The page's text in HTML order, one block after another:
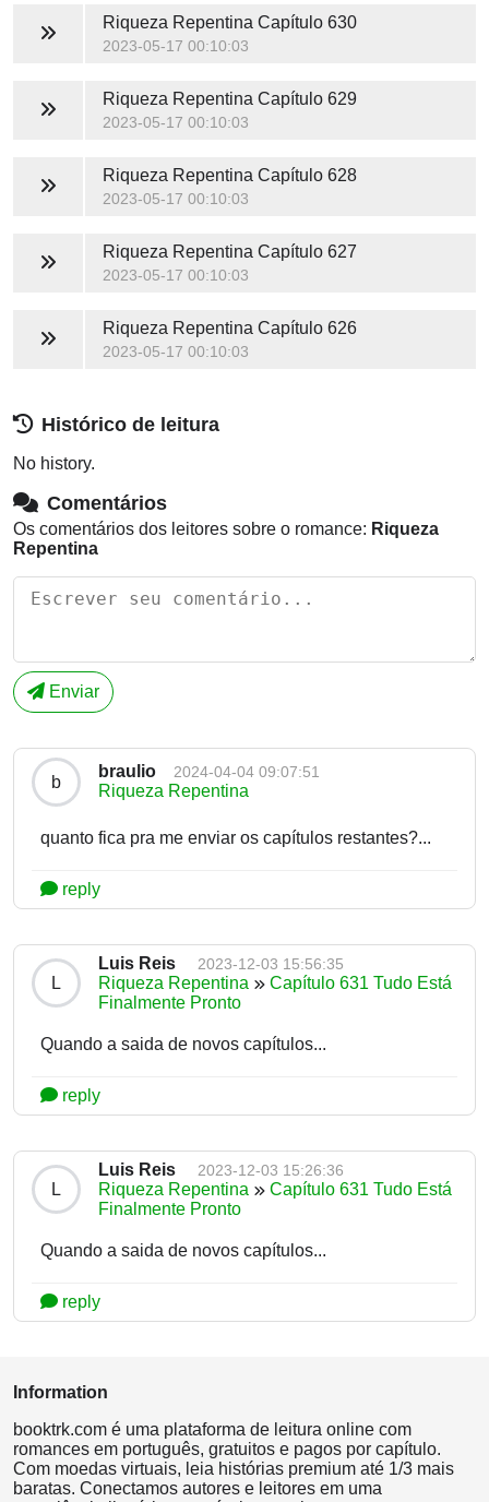
Riqueza Repentina Capítulo 630
2023-05-17 00:10:03
Riqueza Repentina Capítulo 629
2023-05-17 00:10:03
Riqueza Repentina Capítulo 628
2023-05-17 00:10:03
Riqueza Repentina Capítulo 627
2023-05-17 00:10:03
Riqueza Repentina Capítulo 626
2023-05-17 00:10:03
Histórico de leitura
No history.
Comentários
Os comentários dos leitores sobre o romance: Riqueza
Repentina
Enviar
b
braulio 2024-04-04 09:07:51
Riqueza Repentina
quanto fica pra me enviar os capítulos restantes?...
reply
L
Luis Reis 2023-12-03 15:56:35
Riqueza Repentina
Capítulo 631 Tudo Está
Finalmente Pronto
Quando a saida de novos capítulos...
reply
L
Luis Reis 2023-12-03 15:26:36
Riqueza Repentina
Capítulo 631 Tudo Está
Finalmente Pronto
Quando a saida de novos capítulos...
reply
Information
booktrk.com é uma plataforma de leitura online com
romances em português, gratuitos e pagos por capítulo.
Com moedas virtuais, leia histórias premium até 1/3 mais
baratas. Conectamos autores e leitores em uma